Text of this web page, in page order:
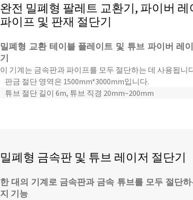
완전 밀폐형 팔레트 교환기, 파이버 레
파이프 및 판재 절단기
밀폐형 교환 테이블 플레이트 및 튜브 파이버 레
기
이 기계는 금속판과 파이프를 모두 절단하는 데 사용됩니
판금 절단 영역은 1500mm*3000mm입니다.
튜브 절단 길이 6m, 튜브 직경 20mm~200mm
밀폐형 금속판 및 튜브 레이저 절단기
한 대의 기계로 금속판과 금속 튜브를 모두 절단
지 기능